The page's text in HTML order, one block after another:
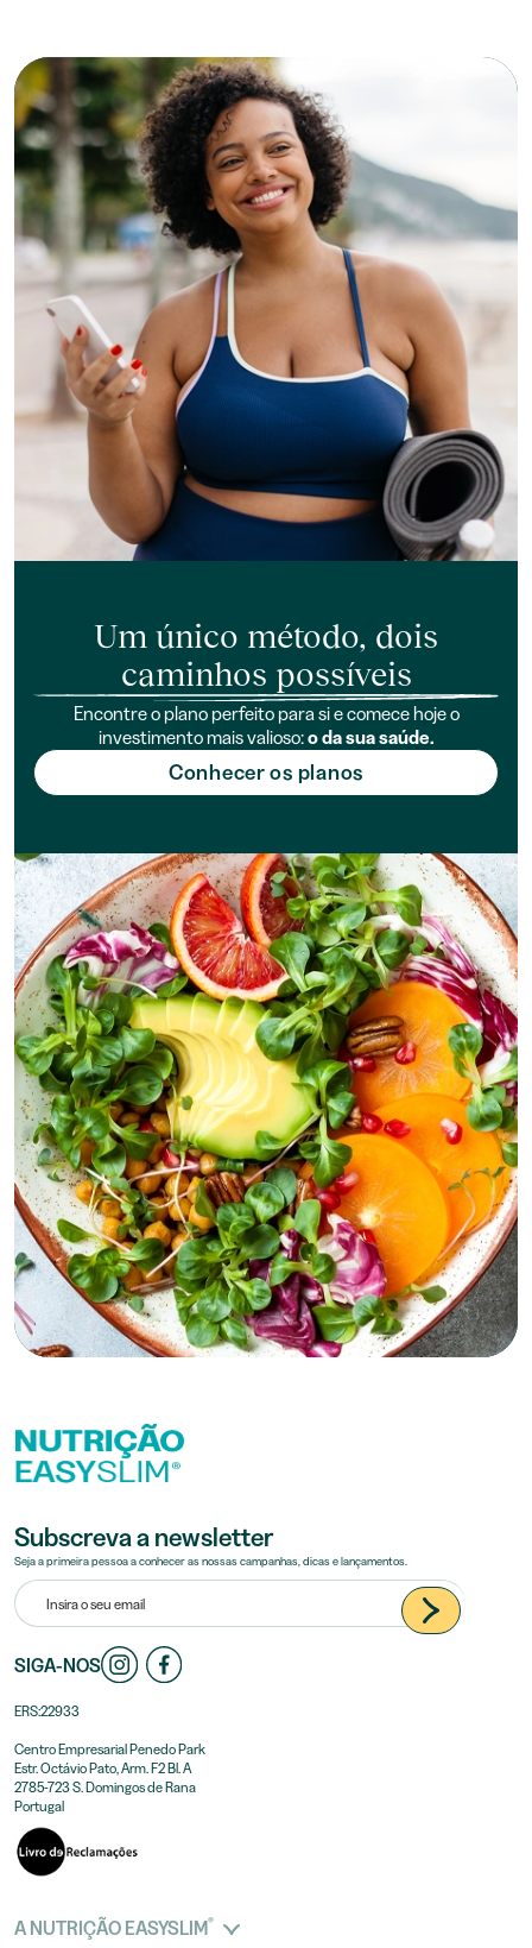
Um único método, dois
caminhos possíveis
Encontre o plano perfeito para si e comece hoje o
investimento mais valioso:o da sua saúde.
Conhecer os planos
Subscreva a newsletter
Seja a primeira pessoa a conhecer as nossas campanhas, dicas e lançamentos.
SIGA-NOS
ERS:22933
Centro Empresarial Penedo Park
Estr. Octávio Pato, Arm. F2 Bl. A
2785-723 S. Domingos de Rana
Portugal
A NUTRIÇÃO EASYSLIM®